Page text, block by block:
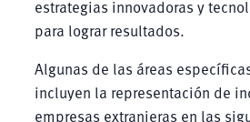
estrategias innovadoras y
para lograr resultados.
Algunas de las áreas
incluyen la representación de
empresas extranjeras en las